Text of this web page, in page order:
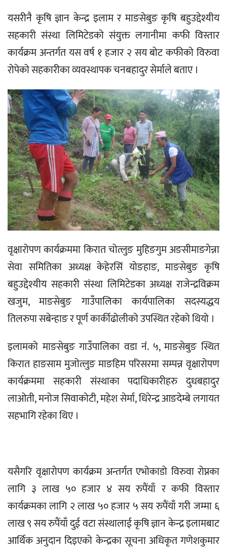
यसरीनै कृषि ज्ञान केन्द्र इलाम र माङसेबुङ कृषि बहुउद्देश्यीय
सहकारी संस्था लिमिटेडको संयुक्त लगानीमा कफी विस्तार
कार्यक्रम अन्तर्गत यस वर्ष १ हजार २ सय बोट कफीको विरुवा
रोपेको सहकारीका व्यवस्थापक चनबहादुर सेर्माले बताए ।
वृक्षारोपण कार्यक्रममा किरात चोत्लुङ मुहिङगुम अङसीमाङगेन्ना
सेवा समितिका अध्यक्ष केहेरसिं योङहाङ, माङसेबुङ कृषि
बहुउद्देश्यीय सहकारी संस्था लिमिटेडका अध्यक्ष राजेन्द्रविक्रम
खजुम, माङसेबुङ गाउँपालिका कार्यपालिका सदस्यद्धय
तिलरुपा सबेन्हाङ र पूर्ण कार्कीढोलीको उपस्थित रहेको थियो ।
इलामको माङसेबुङ गाउँपालिका वडा नंं. ५, माङसेबुङ स्थित
किरात हाङसाम मुजोत्लुङ माङहिम परिसरमा सम्पन्न वृक्षारोपण
कार्यक्रममा सहकारी संस्थाका पदाधिकारीहरु दुधबहादुर
लाओती, मनोज सिवाकोटी, महेश सेर्मा, धिरेन्द्र आङदेम्बे लगायत
सहभागि रहेका थिए ।
यसैगरि वृक्षारोपण कार्यक्रम अन्तर्गत एभोकाडो विरुवा रोप्नका
लागि ३ लाख ५० हजार ४ सय रुपैंयाँ र कफी विस्तार
कार्यक्रमका लागि २ लाख ५० हजार ५ सय रुपैंयाँ गरी जम्मा ६
लाख ९ सय रुपैंयाँ दुई वटा संस्थालाई कृषि ज्ञान केन्द्र इलामबाट
आर्थिक अनुदान दिइएको केन्द्रका सूचना अधिकृत गणेशकुमार